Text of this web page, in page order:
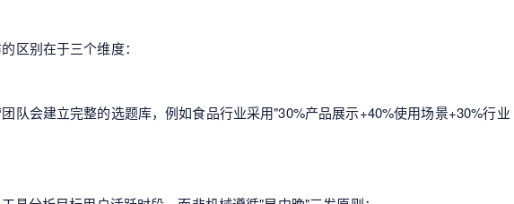
区别在于三个维度：
队会建立完整的选题库，例如食品行业采用"30%产品展示+40%使用场景+30%行业